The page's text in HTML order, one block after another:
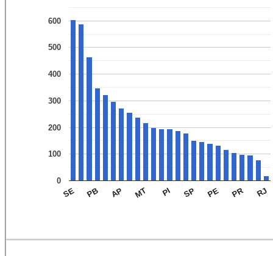
SE PB AP MT PI SP PE PR RJ
0
100
200
300
400
500
600